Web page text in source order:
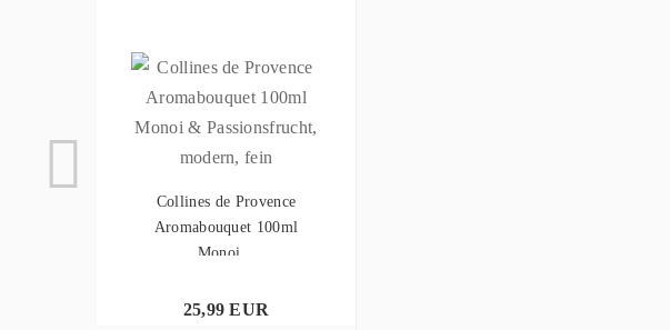
Collines de Provence
Aromabouquet 100ml
Monoi...
25,99 EUR